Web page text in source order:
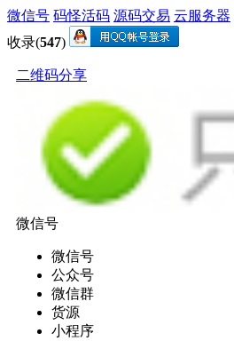
微信号 码怪活码 源码交易 云服务器
收录(547)
二维码分享
微信号
微信号
公众号
微信群
货源
小程序